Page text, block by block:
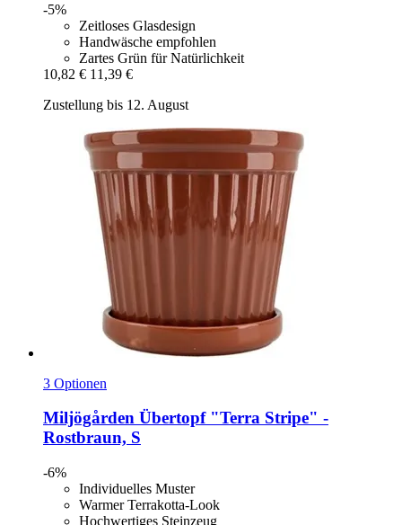
-5%
Zeitloses Glasdesign
Handwäsche empfohlen
Zartes Grün für Natürlichkeit
10,82 € 11,39 €
Zustellung bis 12. August
3 Optionen
Miljögården Übertopf "Terra Stripe" -​
Rostbraun, S
-6%
Individuelles Muster
Warmer Terrakotta-Look
Hochwertiges Steinzeug